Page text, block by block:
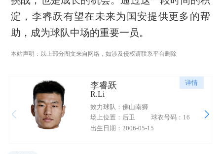
淀，李睿跃有望在未来为国安提供更多的帮
助，成为球队中场的重要一员。
本站声明：以上部分图文来自网络，如涉及侵权请联系平台删除
详情
李睿跃
R.Li
效力球队：佛山南狮
场上位置：后卫
球衣号码：16
出生日期：2006-05-15